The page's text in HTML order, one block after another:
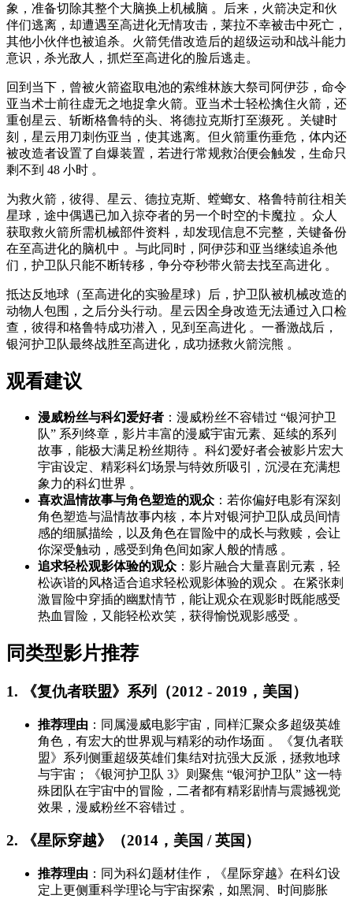
象，准备切除其整个大脑换上机械脑 。后来，火箭决定和伙
伴们逃离，却遭遇至高进化无情攻击，莱拉不幸被击中死亡，
其他小伙伴也被追杀。火箭凭借改造后的超级运动和战斗能力
意识，杀光敌人，抓烂至高进化的脸后逃走。
回到当下，曾被火箭盗取电池的索维林族大祭司阿伊莎，命令
亚当术士前往虚无之地捉拿火箭。亚当术士轻松擒住火箭，还
重创星云、斩断格鲁特的头、将德拉克斯打至濒死 。关键时
刻，星云用刀刺伤亚当，使其逃离。但火箭重伤垂危，体内还
被改造者设置了自爆装置，若进行常规救治便会触发，生命只
剩不到 48 小时 。
为救火箭，彼得、星云、德拉克斯、螳螂女、格鲁特前往相关
星球，途中偶遇已加入掠夺者的另一个时空的卡魔拉 。众人
获取救火箭所需机械部件资料，却发现信息不完整，关键备份
在至高进化的脑机中 。与此同时，阿伊莎和亚当继续追杀他
们，护卫队只能不断转移，争分夺秒带火箭去找至高进化 。
抵达反地球（至高进化的实验星球）后，护卫队被机械改造的
动物人包围，之后分头行动。星云因全身改造无法通过入口检
查，彼得和格鲁特成功潜入，见到至高进化 。一番激战后，
银河护卫队最终战胜至高进化，成功拯救火箭浣熊 。
观看建议
漫威粉丝与科幻爱好者 ：漫威粉丝不容错过 “银河护卫
队” 系列终章，影片丰富的漫威宇宙元素、延续的系列
故事，能极大满足粉丝期待 。科幻爱好者会被影片宏大
宇宙设定、精彩科幻场景与特效所吸引，沉浸在充满想
象力的科幻世界 。
喜欢温情故事与角色塑造的观众 ：若你偏好电影有深刻
角色塑造与温情故事内核，本片对银河护卫队成员间情
感的细腻描绘，以及角色在冒险中的成长与救赎，会让
你深受触动，感受到角色间如家人般的情感 。
追求轻松观影体验的观众 ：影片融合大量喜剧元素，轻
松诙谐的风格适合追求轻松观影体验的观众 。在紧张刺
激冒险中穿插的幽默情节，能让观众在观影时既能感受
热血冒险，又能轻松欢笑，获得愉悦观影感受 。
同类型影片推荐
1. 《复仇者联盟》系列（2012 - 2019，美国）
推荐理由 ：同属漫威电影宇宙，同样汇聚众多超级英雄
角色，有宏大的世界观与精彩的动作场面 。《复仇者联
盟》系列侧重超级英雄们集结对抗强大反派，拯救地球
与宇宙；《银河护卫队 3》则聚焦 “银河护卫队” 这一特
殊团队在宇宙中的冒险，二者都有精彩剧情与震撼视觉
效果，漫威粉丝不容错过 。
2. 《星际穿越》（2014，美国 / 英国）
推荐理由 ：同为科幻题材佳作，《星际穿越》在科幻设
定上更侧重科学理论与宇宙探索，如黑洞、时间膨胀